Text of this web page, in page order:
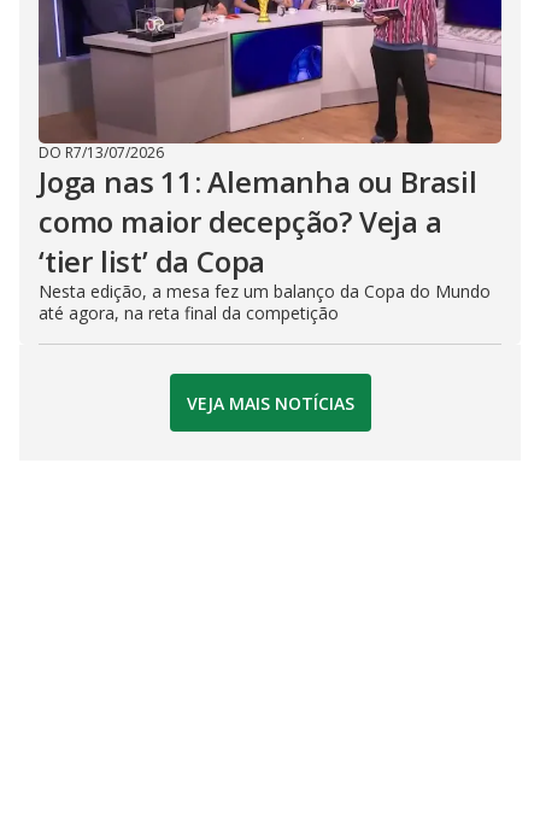
DO R7/13/07/2026
Joga nas 11: Alemanha ou Brasil
como maior decepção? Veja a
‘tier list’ da Copa
Nesta edição, a mesa fez um balanço da Copa do Mundo
até agora, na reta final da competição
VEJA MAIS NOTÍCIAS